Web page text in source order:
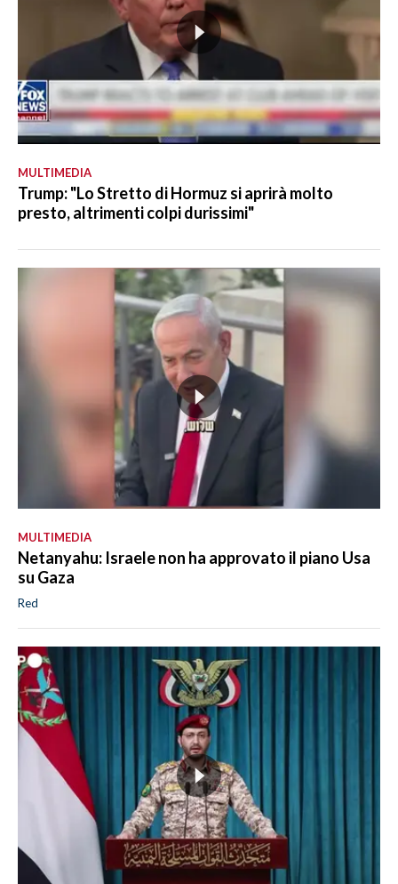
MULTIMEDIA
Trump: "Lo Stretto di Hormuz si aprirà molto
presto, altrimenti colpi durissimi"
MULTIMEDIA
Netanyahu: Israele non ha approvato il piano Usa
su Gaza
Red